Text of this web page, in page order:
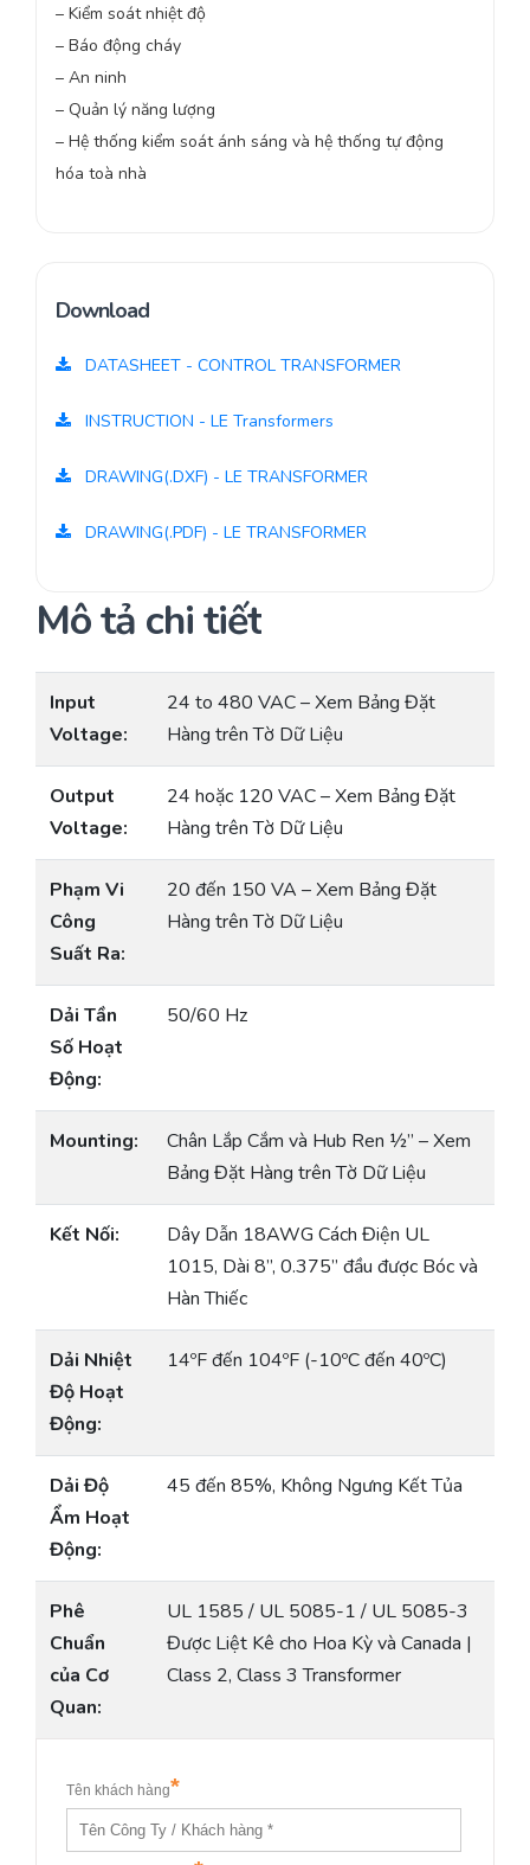
– Kiểm soát nhiệt độ
– Báo động cháy
– An ninh
– Quản lý năng lượng
– Hệ thống kiểm soát ánh sáng và hệ thống tự động
hóa toà nhà
Download
DATASHEET - CONTROL TRANSFORMER
INSTRUCTION - LE Transformers
DRAWING(.DXF) - LE TRANSFORMER
DRAWING(.PDF) - LE TRANSFORMER
Mô tả chi tiết
Input
Voltage:
24 to 480 VAC – Xem Bảng Đặt
Hàng trên Tờ Dữ Liệu
Output
Voltage:
24 hoặc 120 VAC – Xem Bảng Đặt
Hàng trên Tờ Dữ Liệu
Phạm Vi
Công
Suất Ra:
20 đến 150 VA – Xem Bảng Đặt
Hàng trên Tờ Dữ Liệu
Dải Tần
Số Hoạt
Động:
50/60 Hz
Mounting:
Chân Lắp Cắm và Hub Ren ½” – Xem
Bảng Đặt Hàng trên Tờ Dữ Liệu
Kết Nối:
Dây Dẫn 18AWG Cách Điện UL
1015, Dài 8”, 0.375” đầu được Bóc và
Hàn Thiếc
Dải Nhiệt
Độ Hoạt
Động:
14ºF đến 104ºF (-10ºC đến 40ºC)
Dải Độ
Ẩm Hoạt
Động:
45 đến 85%, Không Ngưng Kết Tủa
Phê
Chuẩn
của Cơ
Quan:
UL 1585 / UL 5085-1 / UL 5085-3
Được Liệt Kê cho Hoa Kỳ và Canada |
Class 2, Class 3 Transformer